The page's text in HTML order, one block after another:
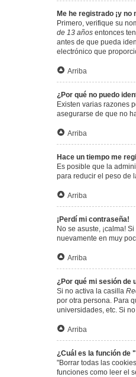
Me he registrado ¡y
Primero, verifique su
de 13 años entonces
antes de que pueda
electrónico que
Arriba
¿Por qué no puedo
Existen varias razones
asegurarse de que no
Arriba
Hace un tiempo me
Es posible que la
para reducir el peso de
Arriba
¡Perdí mi contraseña!
No se asuste, ¡calma!
nuevamente en muy
Arriba
¿Por qué mi sesión de
Si no activa la casilla
por otra persona. Para
universidades, etc. Si
Arriba
¿Cuál es la función de
"Borrar todas las
funciones como leer el